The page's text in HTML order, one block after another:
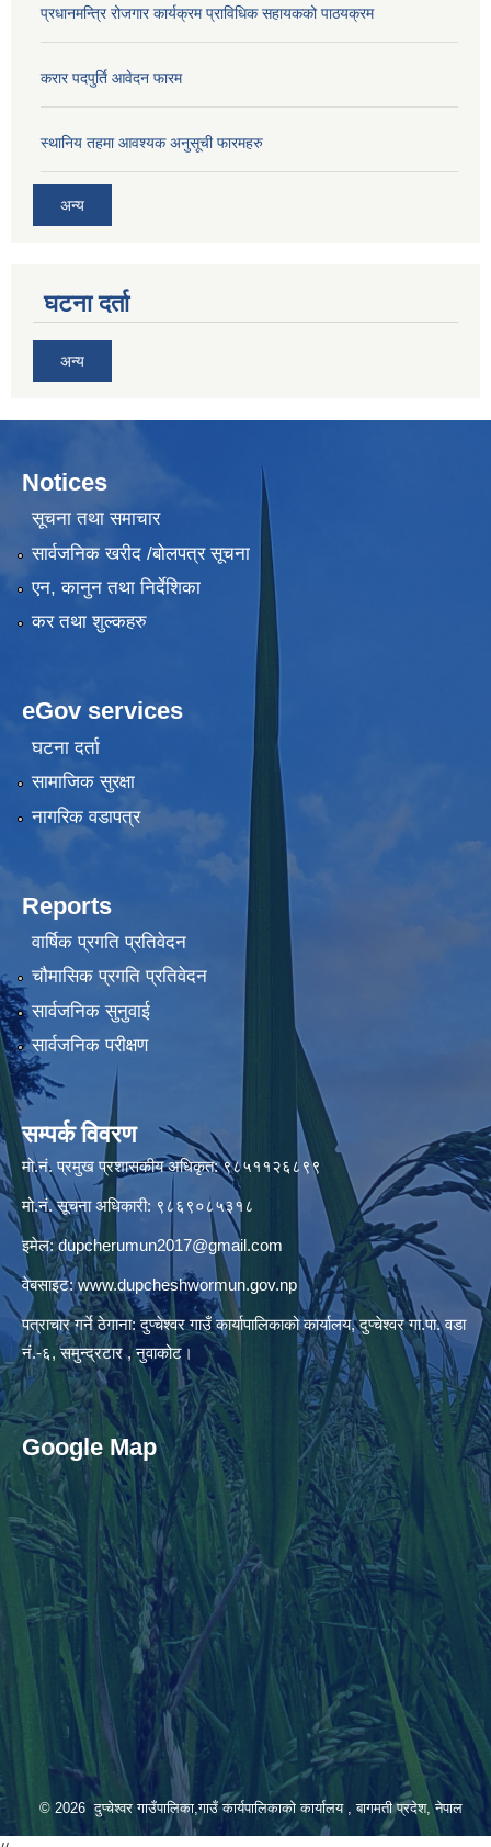
प्रधानमन्त्रि रोजगार कार्यक्रम प्राविधिक सहायकको पाठयक्रम
करार पदपुर्ति आवेदन फारम
स्थानिय तहमा आवश्यक अनुसूची फारमहरु
अन्य
घटना दर्ता
अन्य
Notices
सूचना तथा समाचार
सार्वजनिक खरीद /बोलपत्र सूचना
एन, कानुन तथा निर्देशिका
कर तथा शुल्कहरु
eGov services
घटना दर्ता
सामाजिक सुरक्षा
नागरिक वडापत्र
Reports
वार्षिक प्रगति प्रतिवेदन
चौमासिक प्रगति प्रतिवेदन
सार्वजनिक सुनुवाई
सार्वजनिक परीक्षण
सम्पर्क विवरण
मो.नं. प्रमुख प्रशासकीय अधिकृत: ९८५११२६८९९
मो.नं. सूचना अधिकारी: ९८६९०८५३१८
इमेल:dupcherumun2017@gmail.com
वेबसाइट:www.dupcheshwormun.gov.np
पत्राचार गर्ने ठेगाना: दुप्चेश्वर गाउँ कार्यापालिकाको कार्यालय, दुप्चेश्वर गा.पा. वडा
नं.-६, समुन्द्रटार , नुवाकोट।
Google Map
© 2026 दुप्चेश्वर गाउँपालिका,गाउँ कार्यपालिकाको कार्यालय , बागमती प्रदेश, नेपाल